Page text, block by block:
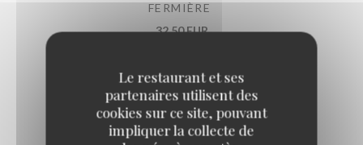
Le restaurant et ses
partenaires utilisent des
cookies sur ce site, pouvant
impliquer la collecte de
FERMIÈRE
32,50 EUR
Les plats du jour du jeudi
CASSOULET LIPP